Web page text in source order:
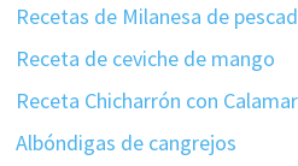
Recetas de Milanesa de
Receta de ceviche de mango
Receta Chicharrón con Calamar
Albóndigas de cangrejos